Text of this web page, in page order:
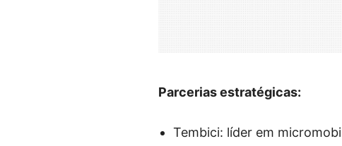
Parcerias estratégicas:
Tembici: líder em